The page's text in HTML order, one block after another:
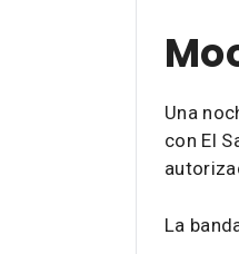
Una
con El
La